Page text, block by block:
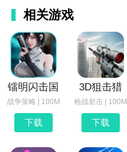
相关游戏
镭明闪击国
战争策略 | 100M
下载
3D狙击猎
枪战射击 | 100M
下载